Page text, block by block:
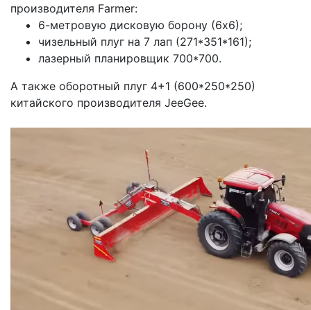
производителя Farmer:
6-метровую дисковую борону (6х6);
чизельный плуг на 7 лап (271*351*161);
лазерный планировщик 700*700.
А также оборотный плуг 4+1 (600*250*250)
китайского производителя JeeGee.